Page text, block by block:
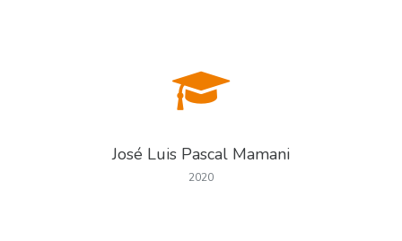
José Luis Pascal Mamani
2020